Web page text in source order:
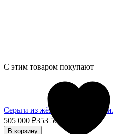
Серьги из жёлтого золота с
505 000 ₽353 500
В корзину
С этим товаром покупают